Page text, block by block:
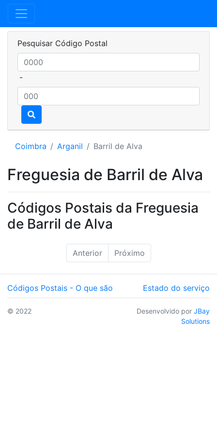
Pesquisar Código Postal
-
Coimbra Arganil Barril de Alva
Freguesia de Barril de Alva
Códigos Postais da Freguesia
de Barril de Alva
Anterior Próximo
Códigos Postais - O que são Estado do serviço
© 2022 Desenvolvido por JBay
Solutions